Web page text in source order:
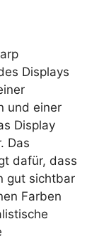
Displays
und einer
Display
Das
dafür, dass
gut sichtbar
Farben